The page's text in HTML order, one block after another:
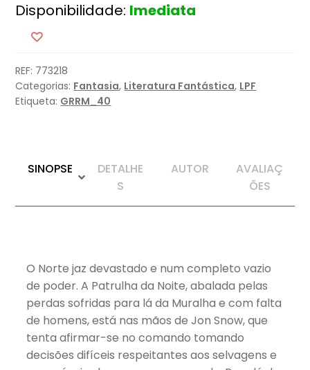
Dança
dos
Dragões
(Edição
especial
limitada)
Disponibilidade: Imediata
REF: 773218
Categorias: Fantasia, Literatura Fantástica, LPF
Etiqueta: GRRM_40
SINOPSE
DETALHE
S
AUTOR
AVALIAÇ
ÕES
O Norte jaz devastado e num completo vazio
de poder. A Patrulha da Noite, abalada pelas
perdas sofridas para lá da Muralha e com falta
de homens, está nas mãos de Jon Snow, que
tenta afirmar-se no comando tomando
decisões difíceis respeitantes aos selvagens e